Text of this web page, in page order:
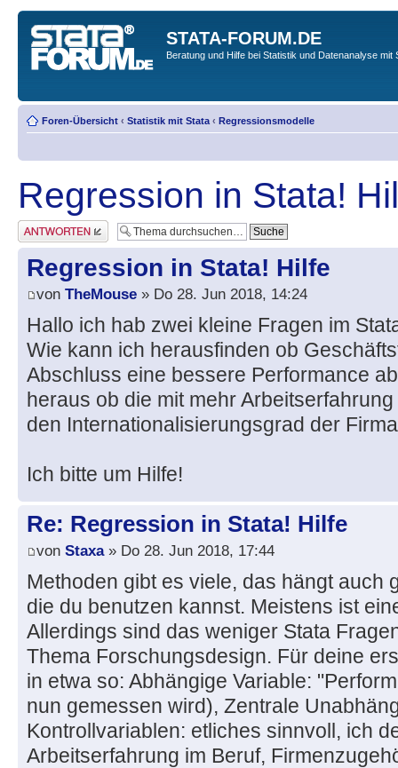
STATA-FORUM.DE
Beratung und Hilfe bei Statistik und Datenanalyse mit
Foren-Übersicht ‹ Statistik mit Stata ‹ Regressionsmodelle
Regression in Stata!
Antwort erstellen
Regression in Stata! Hilfe
von TheMouse » Do 28. Jun 2018, 14:24
Hallo ich hab zwei kleine Fragen im
Wie kann ich herausfinden ob
Abschluss eine bessere Performance
heraus ob die mit mehr
den Internationalisierungsgrad der
Ich bitte um Hilfe!
Re: Regression in Stata! Hilfe
von Staxa» Do 28. Jun 2018, 17:44
Methoden gibt es viele, das hängt auch
die du benutzen kannst. Meistens ist
Allerdings sind das weniger Stata
Thema Forschungsdesign. Für deine
in etwa so: Abhängige Variable:
nun gemessen wird), Zentrale
Kontrollvariablen: etliches sinnvoll, ich
Arbeitserfahrung im Beruf,